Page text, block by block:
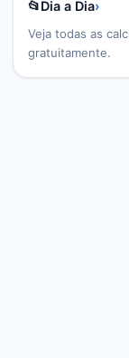
📂Dia a Dia›
Veja todas as
gratuitamente.